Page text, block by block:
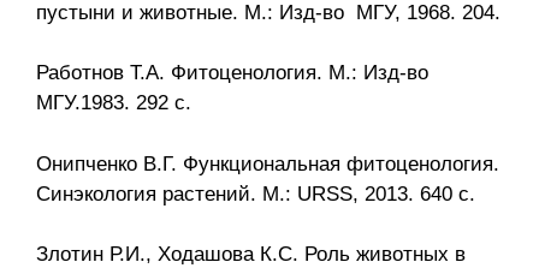
пустыни и животные. М.: Изд-во МГУ, 1968. 204.
Работнов Т.А. Фитоценология. М.: Изд-во
МГУ.1983. 292 с.
Онипченко В.Г. Функциональная фитоценология.
Синэкология растений. М.: URSS, 2013. 640 с.
Злотин Р.И., Ходашова К.С. Роль животных в